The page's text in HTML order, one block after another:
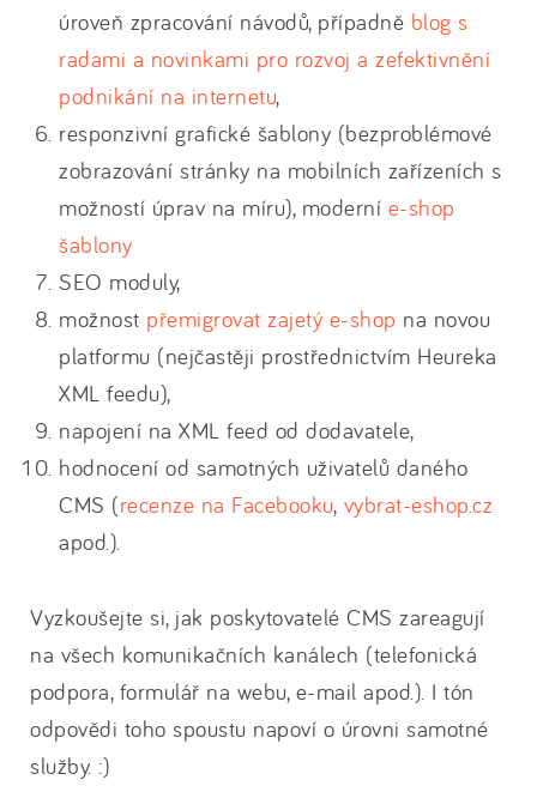
úroveň zpracování návodů, případně blog s
radami a novinkami pro rozvoj a zefektivnění
podnikání na internetu,
responzivní grafické šablony (bezproblémové
zobrazování stránky na mobilních zařízeních s
možností úprav na míru), moderní e-shop
šablony
SEO moduly,
možnost přemigrovat zajetý e-shop na novou
platformu (nejčastěji prostřednictvím Heureka
XML feedu),
napojení na XML feed od dodavatele,
hodnocení od samotných uživatelů daného
CMS (recenze na Facebooku, vybrat-eshop.cz
apod.).
Vyzkoušejte si, jak poskytovatelé CMS zareagují
na všech komunikačních kanálech (telefonická
podpora, formulář na webu, e-mail apod.). I tón
odpovědi toho spoustu napoví o úrovni samotné
služby. :)